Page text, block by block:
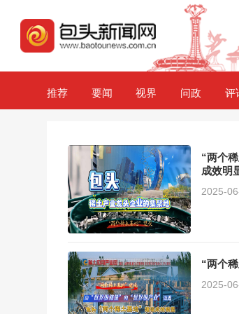
推荐 要闻 视界 问政 评
“两个
成效明
2025-
“两个
2025-